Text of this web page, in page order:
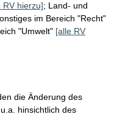
RV hierzu]; Land- und
im Bereich "Recht"
"Umwelt" [alle RV
die Änderung des
hinsichtlich des